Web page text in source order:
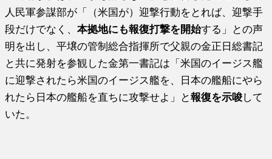
人民軍参謀部が「（米国が）迎撃行動をとれば、迎撃手
段だけでなく、本拠地にも報復打撃を開始する」との声
明を出し、平壌の管制総合指揮所で父親の金正日総書記
と共に発射を参観した金第一書記は「米国のイージス艦
に迎撃されたら米国のイージス艦を、日本の艦船にやら
れたら日本の艦船を直ちに攻撃せよ」と報復を示唆して
いた。